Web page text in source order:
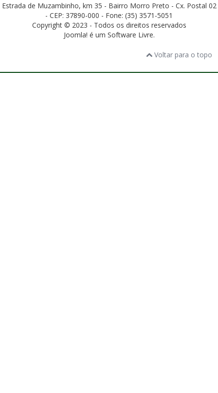
Estrada de Muzambinho, km 35 - Bairro Morro Preto - Cx. Postal 02
- CEP: 37890-000 - Fone: (35) 3571-5051
Copyright © 2023 - Todos os direitos reservados
Joomla! é um Software Livre.
Voltar para o topo